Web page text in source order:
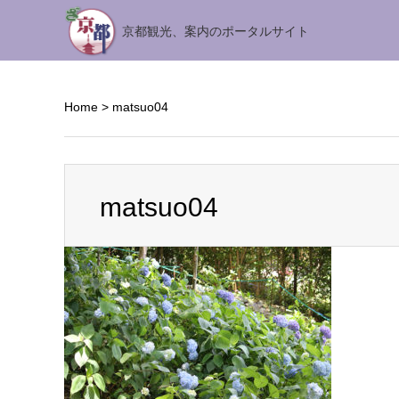
京都観光、案内のポータルサイト
Home > matsuo04
matsuo04